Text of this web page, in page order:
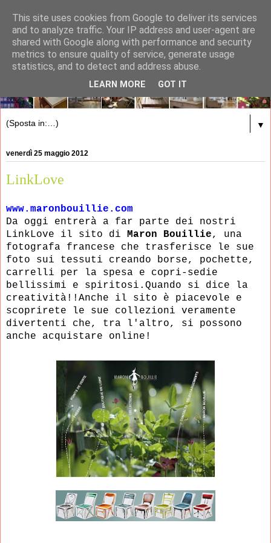
▼
venerdì 25 maggio 2012
LinkLove
www.maronbouillie.com
Da oggi entrerà a far parte dei nostri
LinkLove il sito di Maron Bouillie, una
fotografa francese che trasferisce le sue
foto sui tessuti creando borse, pochette,
carrelli per la spesa e copri-sedie
bellissimi e spiritosi.Quando si dice la
creatività!! Anche il sito è piacevole e
scoprirete le sue collezioni veramente
divertenti che, tra l'altro, si possono
anche acquistare online!
This site uses cookies from Google to deliver its services
and to analyze traffic. Your IP address and user-agent are
shared with Google along with performance and security
metrics to ensure quality of service, generate usage
statistics, and to detect and address abuse.
LEARN MORE GOT IT